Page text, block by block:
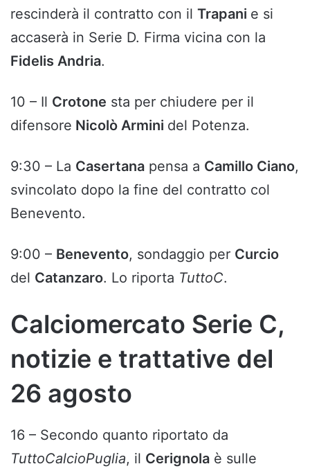
rescinderà il contratto con il Trapani e si
accaserà in Serie D. Firma vicina con la
Fidelis Andria.
10 – Il Crotone sta per chiudere per il
difensore Nicolò Armini del Potenza.
9:30 – La Casertana pensa a Camillo Ciano,
svincolato dopo la fine del contratto col
Benevento.
9:00 – Benevento, sondaggio per Curcio
del Catanzaro. Lo riporta TuttoC.
Calciomercato Serie C,
notizie e trattative del
26 agosto
16 – Secondo quanto riportato da
TuttoCalcioPuglia, il Cerignola è sulle